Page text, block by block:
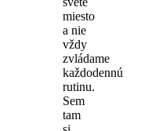
miesto
a nie
vždy
zvládame
každodennú
rutinu.
Sem
tam